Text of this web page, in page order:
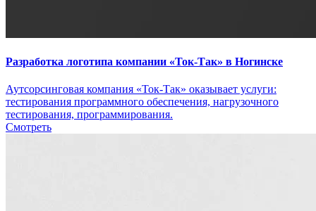
Разработка логотипа компании «Ток-Так» в Ногинске
Аутсорсинговая компания «Ток-Так» оказывает услуги:
тестирования программного обеспечения, нагрузочного
тестирования, программирования.
Смотреть